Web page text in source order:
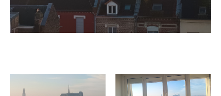
Pièces
Pièces
AFFINER LES CRITÈRES